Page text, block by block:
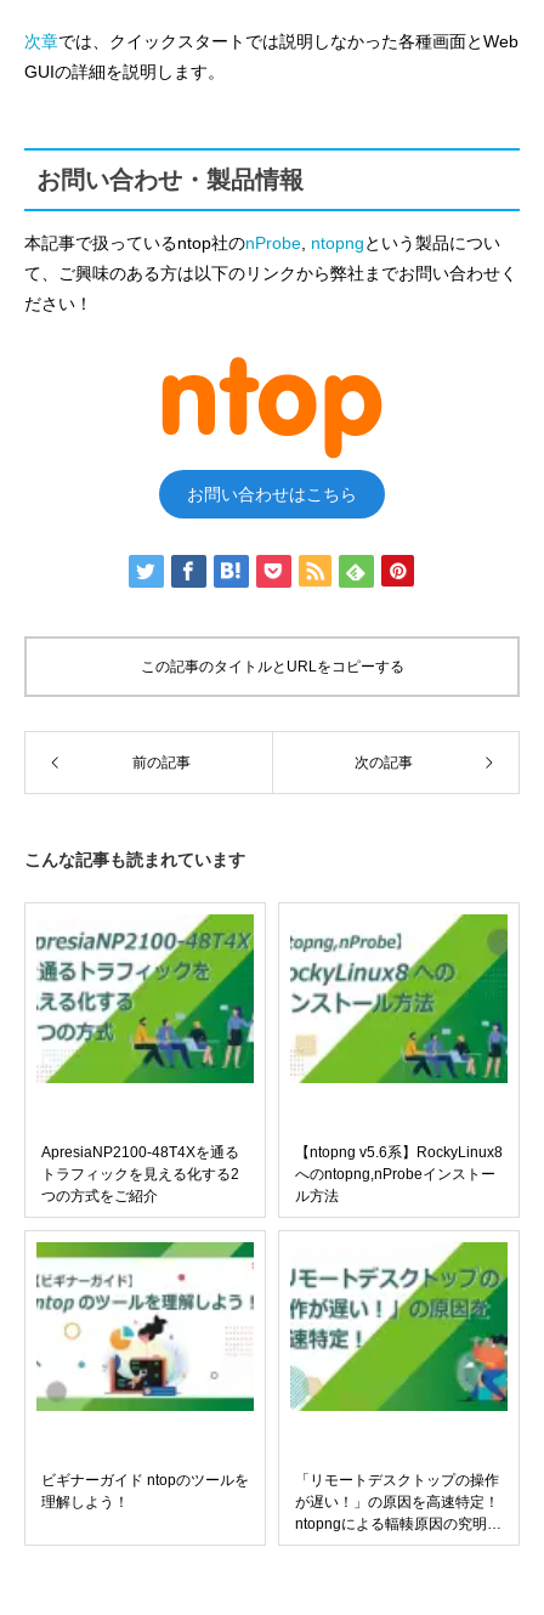
次章では、クイックスタートでは説明しなかった各種画面とWeb
GUIの詳細を説明します。
お問い合わせ・製品情報
本記事で扱っているntop社のnProbe ntopngという製品につい
て、ご興味のある方は以下のリンクから弊社までお問い合わせく
ださい！
お問い合わせはこちら
この記事のタイトルとURLをコピーする
前の記事 次の記事
こんな記事も読まれています
ApresiaNP2100-48T4Xを通る
トラフィックを見える化する2
つの方式をご紹介
【ntopng v5.6系】RockyLinux8
へのntopng,nProbeインストー
ル方法
ビギナーガイド ntopのツールを
理解しよう！
「リモートデスクトップの操作
が遅い！」の原因を高速特定！
ntopngによる輻輳原因の究明ア
プローチを実例でご紹介